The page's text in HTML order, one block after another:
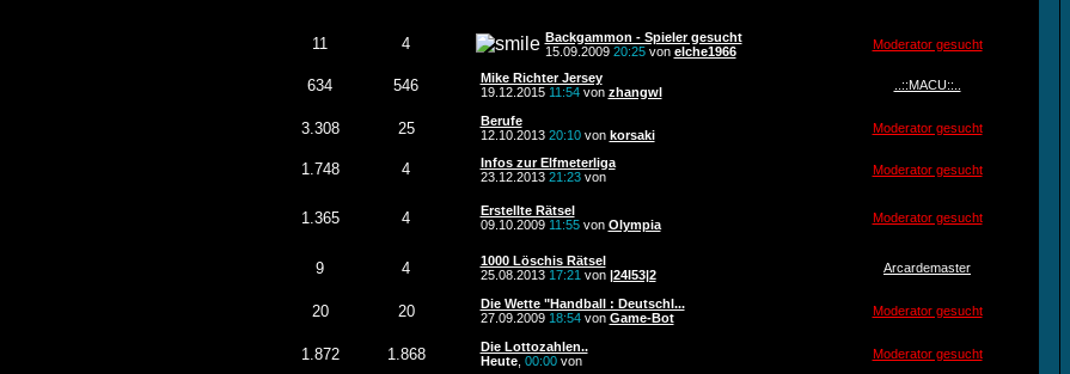
11 4
Backgammon - Spieler gesucht
15.09.2009 20:25von elche1966 Moderator gesucht
634 546
Mike Richter Jersey
19.12.2015 11:54von zhangwl ..::MACU::..
3.308 25
Berufe
12.10.2013 20:10von korsaki Moderator gesucht
1.748 4
Infos zur Elfmeterliga
23.12.2013 21:23von Moderator gesucht
1.365 4
Erstellte Rätsel
09.10.2009 11:55von Olympia Moderator gesucht
9 4
1000 Löschis Rätsel
25.08.2013 17:21 von |24I53|2 Arcardemaster
20 20
Die Wette "Handball : Deutschl...
27.09.2009 18:54von Game-Bot Moderator gesucht
1.872 1.868
Die Lottozahlen..
Heute, 00:00von Moderator gesucht